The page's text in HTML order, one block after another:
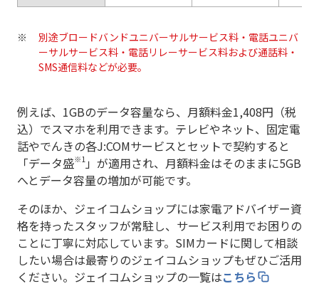
別途ブロードバンドユニバーサルサービス料・電話ユニバ
ーサルサービス料・電話リレーサービス料および通話料・
SMS通信料などが必要。
例えば、1GBのデータ容量なら、月額料金1,408円（税
込）でスマホを利用できます。テレビやネット、固定電
話やでんきの各J:COMサービスとセットで契約すると
「データ盛※1 」が適用され、月額料金はそのままに5GB
へとデータ容量の増加が可能です。
そのほか、ジェイコムショップには家電アドバイザー資
格を持ったスタッフが常駐し、サービス利用でお困りの
ことに丁寧に対応しています。SIMカードに関して相談
したい場合は最寄りのジェイコムショップもぜひご活用
ください。ジェイコムショップの一覧はこちら